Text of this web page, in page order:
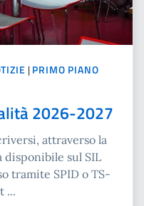
|PRIMO PIANO
2026-2027
attraverso la
sul SIL
tramite SPID o TS-
...